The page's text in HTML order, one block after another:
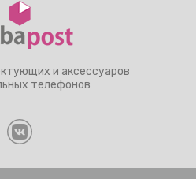
и аксессуаров
телефонов